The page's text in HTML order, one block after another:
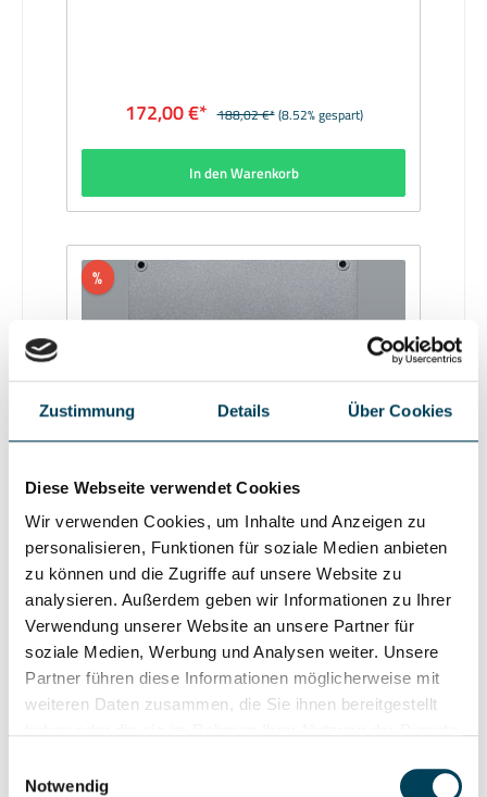
Zustimmung Details Über Cookies
Diese Webseite verwendet Cookies
Wir verwenden Cookies, um Inhalte und Anzeigen zu
personalisieren, Funktionen für soziale Medien anbieten
zu können und die Zugriffe auf unsere Website zu
analysieren. Außerdem geben wir Informationen zu Ihrer
Verwendung unserer Website an unsere Partner für
soziale Medien, Werbung und Analysen weiter. Unsere
Partner führen diese Informationen möglicherweise mit
weiteren Daten zusammen, die Sie ihnen bereitgestellt
Notwendig
172,00 €* 188,02 €*(8.52% gespart)
In den Warenkorb
%
33983.000 Montageplatte Zubehör für
ERCO-Leuchten
ERCO Hersteller: ERCOMaterial: Aluminiumguss
No-Rinse-oberflächenbehandelt und zweifach
pulverbeschichtet, Farbe graphitAbmessungen
(mm): 220 x 220 x 15.5Lieferzeit: 2 Wochen